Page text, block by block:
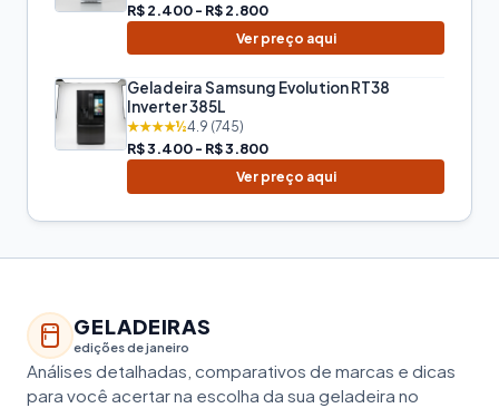
R$ 2.400 - R$ 2.800
Ver preço aqui
Geladeira Samsung Evolution RT38
Inverter 385L
★★★★½4.9 (745)
R$ 3.400 - R$ 3.800
Ver preço aqui
GELADEIRAS
edições de janeiro
Análises detalhadas, comparativos de marcas e dicas
para você acertar na escolha da sua geladeira no